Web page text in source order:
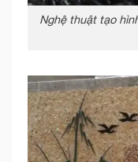
Nghệ thuật tạo